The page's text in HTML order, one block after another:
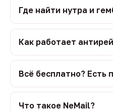
Где найти нутра и
Как работает
Всё бесплатно? Есть
Что такое NeMail?